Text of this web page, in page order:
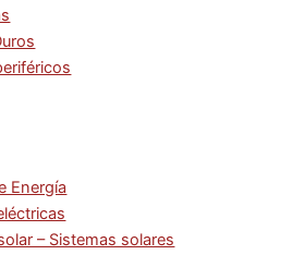
Energía
– Sistemas solares